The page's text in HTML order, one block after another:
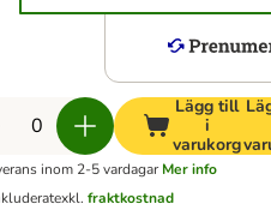
Lägg till
i
varukorg
inom 2-5 vardagar Mer info
exkl.fraktkostnad